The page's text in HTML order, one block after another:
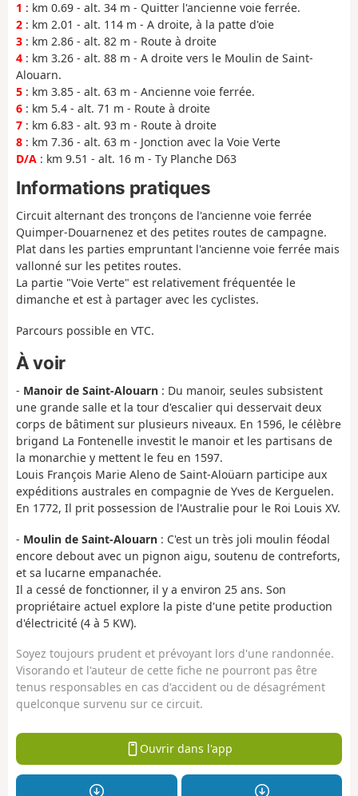
1 : km 0.69 - alt. 34 m - Quitter l'ancienne voie ferrée.
2 : km 2.01 - alt. 114 m - A droite, à la patte d'oie
3 : km 2.86 - alt. 82 m - Route à droite
4 : km 3.26 - alt. 88 m - A droite vers le Moulin de Saint-
Alouarn.
5 : km 3.85 - alt. 63 m - Ancienne voie ferrée.
6 : km 5.4 - alt. 71 m - Route à droite
7 : km 6.83 - alt. 93 m - Route à droite
8 : km 7.36 - alt. 63 m - Jonction avec la Voie Verte
D/A : km 9.51 - alt. 16 m - Ty Planche D63
Informations pratiques
Circuit alternant des tronçons de l'ancienne voie ferrée
Quimper-Douarnenez et des petites routes de campagne.
Plat dans les parties empruntant l'ancienne voie ferrée mais
vallonné sur les petites routes.
La partie "Voie Verte" est relativement fréquentée le
dimanche et est à partager avec les cyclistes.
Parcours possible en VTC.
À voir
- Manoir de Saint-Alouarn : Du manoir, seules subsistent
une grande salle et la tour d'escalier qui desservait deux
corps de bâtiment sur plusieurs niveaux. En 1596, le célèbre
brigand La Fontenelle investit le manoir et les partisans de
la monarchie y mettent le feu en 1597.
Louis François Marie Aleno de Saint-Aloüarn participe aux
expéditions australes en compagnie de Yves de Kerguelen.
En 1772, Il prit possession de l'Australie pour le Roi Louis XV.
- Moulin de Saint-Alouarn : C'est un très joli moulin féodal
encore debout avec un pignon aigu, soutenu de contreforts,
et sa lucarne empanachée.
Il a cessé de fonctionner, il y a environ 25 ans. Son
propriétaire actuel explore la piste d'une petite production
d'électricité (4 à 5 KW).
Soyez toujours prudent et prévoyant lors d'une randonnée.
Visorando et l'auteur de cette fiche ne pourront pas être
tenus responsables en cas d'accident ou de désagrément
quelconque survenu sur ce circuit.
Ouvrir dans l'app